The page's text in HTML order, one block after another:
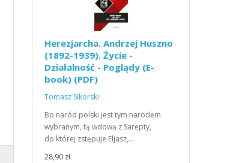
Herezjarcha. Andrzej Huszno
(1892-1939). Życie -
Działalność - Poglądy (E-
book) (PDF)
Tomasz Sikorski
Bo naród polski jest tym narodem
wybranym, tą wdową z Sarepty,
do której zstępuje Eljasz,…
28,90 zł